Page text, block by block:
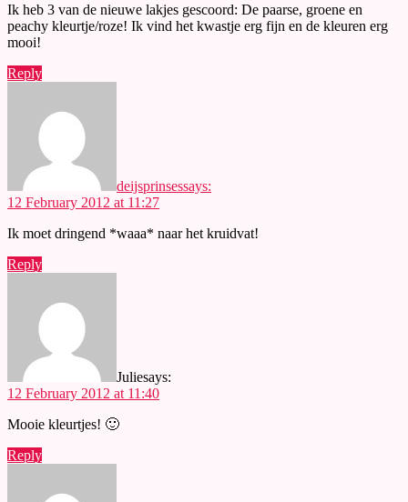
Ik heb 3 van de nieuwe lakjes gescoord: De paarse, groene en
peachy kleurtje/roze! Ik vind het kwastje erg fijn en de kleuren erg
mooi!
Reply
deijsprinsessays:
12 February 2012 at 11:27
Ik moet dringend *waaa* naar het kruidvat!
Reply
Juliesays:
12 February 2012 at 11:40
Mooie kleurtjes! 🙂
Reply